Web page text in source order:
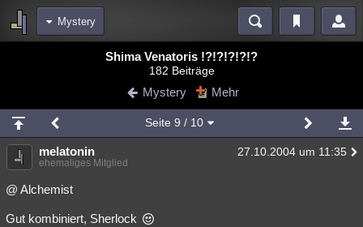
Mystery
Blogs Videos
Chat Wiki Neuigkeiten
meine Rubriken
Menschen Wissenschaft Mystery Kriminalfälle
Spiritualität
Natur Umfragen Unterhaltung
Shima Venatoris !?!?!?!?!?
182 Beiträge
Mystery Mehr
Seite 9 / 10
melatonin 27.10.2004 um 11:35
ehemaliges Mitglied
@ Alchemist
Gut kombiniert, Sherlock